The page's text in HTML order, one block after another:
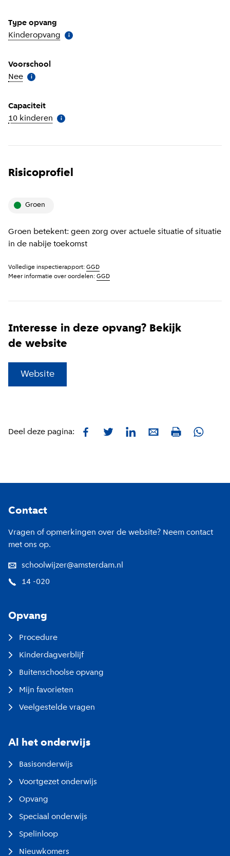
Type opvang
Kinderopvang Meer informatie
i
Voorschool
Nee Meer informatie
i
Capaciteit
10 kinderen Meer informatie
i
Risicoprofiel
groen
Groen betekent: geen zorg over actuele situatie of situatie
in de nabije toekomst
Volledige inspectierapport: GGD
Meer informatie over oordelen: GGD
Interesse in deze opvang? Bekijk
de website
Website
Deel deze pagina: FacebookTwitterLinkedInE-mailPrint
Contact
Vragen of opmerkingen over de website? Neem contact
met ons op.
schoolwijzer@amsterdam.nl
14 -020
Opvang
Procedure
Kinderdagverblijf
Buitenschoolse opvang
Mijn favorieten
Veelgestelde vragen
Al het onderwijs
Basisonderwijs
Voortgezet onderwijs
Opvang
Speciaal onderwijs
Spelinloop
Nieuwkomers